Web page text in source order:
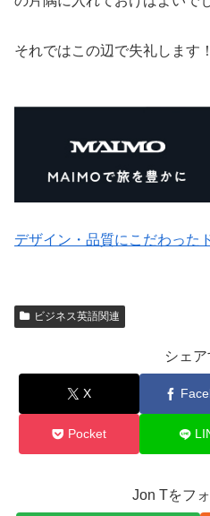
それではこの辺で失礼します！
デザイン・品質にこだわった
ビジネス英語関連
シェア
X
Pocket
Jon Tをフ